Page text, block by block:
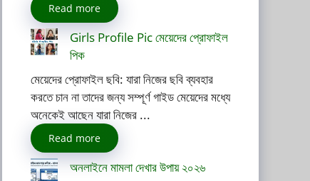
Read more
Girls Profile Pic মেয়েদের প্রোফাইল
পিক
মেয়েদের প্রোফাইল ছবি: যারা নিজের ছবি ব্যবহার
করতে চান না তাদের জন্য সম্পূর্ণ গাইড মেয়েদের মধ্যে
অনেকেই আছেন যারা নিজের ...
Read more
অনলাইনে মামলা দেখার উপায় ২০২৬